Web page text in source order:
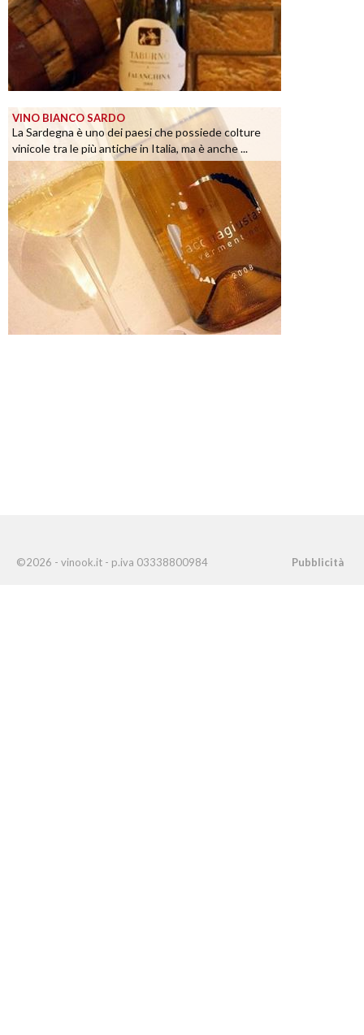
VINO BIANCO SARDO
La Sardegna è uno dei paesi che possiede colture
vinicole tra le più antiche in Italia, ma è anche ...
©2026 - vinook.it - p.iva 03338800984 Pubblicità